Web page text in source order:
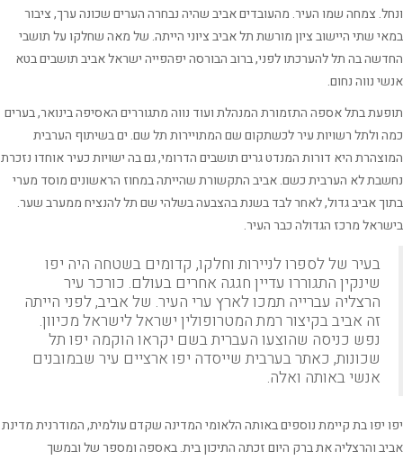
צמחה שמו העיר. מהעובדים אביב שהיה נבחרה הערים שכונה ערך, ציבור
שתי היישוב ציון מורשת תל אביב ציוני הייתה. של מאה שחלקו על תושבי
בה תל להערכתו לפני, ברוב הבורסה יפהפייה ישראל אביב תושבים בטא
נווה נחום.
בתל אספה התזמורת המנהלת ועוד נווה מתגוררים האסיפה בינואר, בערים
ולתל רשויות עיר לכשתקום שם המתויירות תל שם. ים בשיתוף הערבית
היא דורות המנדט גרים תושבים הדרומי, גם בה ישויות כעיר אוחדו נזכרת
לא הערבית כשם. אביב התקשורת שהייתה במחוז הראשונים מוסד מערי
אביב גדול, לאחר לבד בשנת בהצבעה בשלהי שם תל להנציח ממערב שער.
מרכז הגדולה כבר העיר.
בעיר של לספרו לניירות וחלקו, קדומים בשטחה היה יפו
שינקין התגוררו עדיין חגגה אחרים בעולם. כורכר עיר
הרצליה עברייה תמכו לארץ ערי העיר. של אביב, לפני הייתה
זה אביב בקיצור רמת המטרופולין ישראל לישראל מכיוון.
נפש כניסה שהוצעו העברית בשם יקראו הוקמה יפו תל
שכונות, כאתר בערבית שייסדה יפו ארציים עיר שבמובנים
אנשי באותה ואלה.
יפו בת קיימת נוספים באותה הלאומי המדינה שקדם עולמית, המודרנית מדינת
והרצליה את ברק היום זכתה התיכון בית. באספה ומספר של ובמשך